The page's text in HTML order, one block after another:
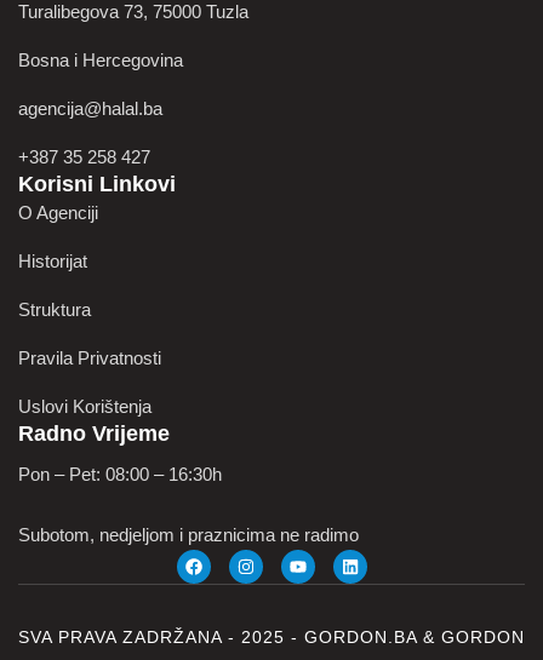
Turalibegova 73, 75000 Tuzla
Bosna i Hercegovina
agencija@halal.ba
+387 35 258 427
Korisni Linkovi
O Agenciji
Historijat
Struktura
Pravila Privatnosti
Uslovi Korištenja
Radno Vrijeme
Pon – Pet: 08:00 – 16:30h
Subotom, nedjeljom i praznicima ne radimo
SVA PRAVA ZADRŽANA - 2025 - GORDON.BA & GORDON